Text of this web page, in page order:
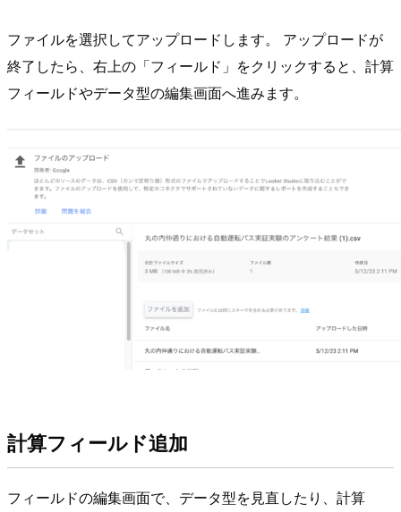
ファイルを選択してアップロードします。 アップロードが
終了したら、右上の「フィールド」をクリックすると、計算
フィールドやデータ型の編集画面へ進みます。
計算フィールド追加
フィールドの編集画面で、データ型を見直したり、計算